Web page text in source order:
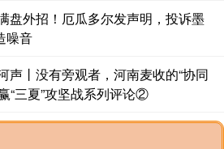
盘外招！厄瓜多尔发声明，投诉墨
噪音
声丨没有旁观者，河南麦收的“协同
“三夏”攻坚战系列评论②